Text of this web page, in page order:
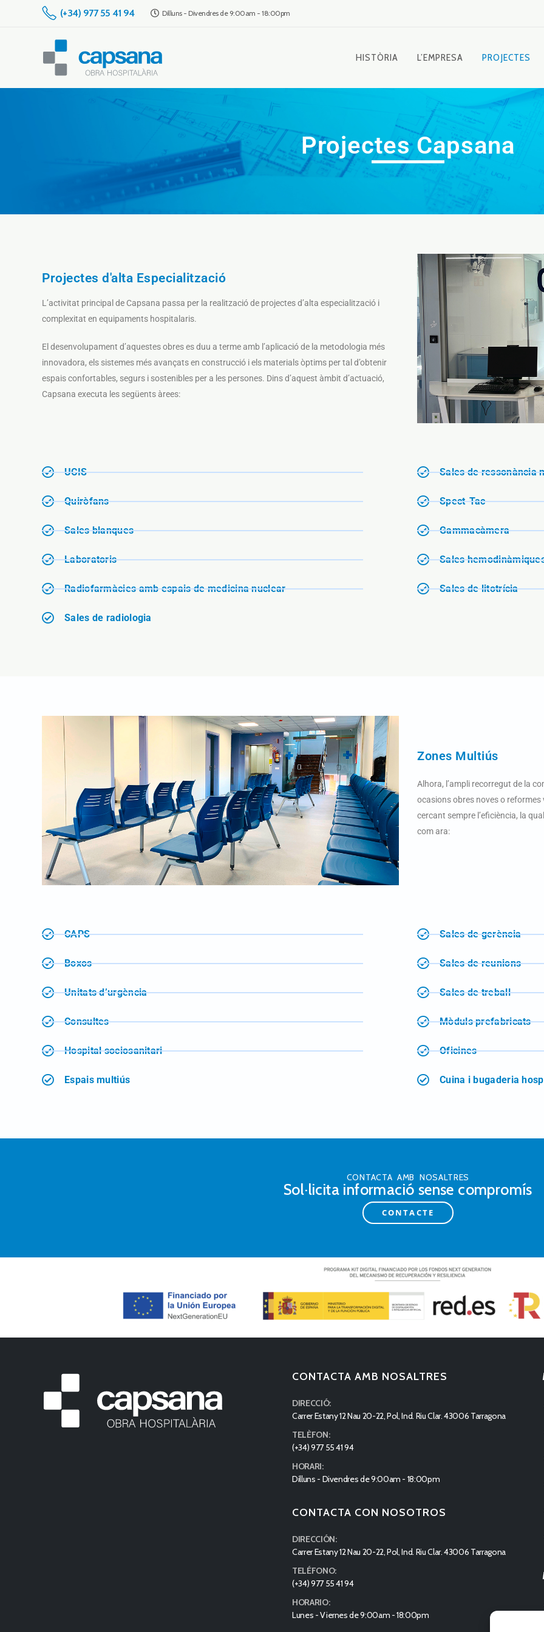
(+34) 977 55 41 94 Dilluns - Divendres de 9:00am - 18:00pm
HISTÒRIA L’EMPRESA PROJECTES
Projectes Capsana
Projectes d'alta Especialització
L’activitat principal de Capsana passa per la realització de projectes d’alta especialització i
complexitat en equipaments hospitalaris.
El desenvolupament d’aquestes obres es duu a terme amb l’aplicació de la metodologia més
innovadora, els sistemes més avançats en construcció i els materials òptims per tal d’obtenir
espais confortables, segurs i sostenibles per a les persones. Dins d’aquest àmbit d’actuació,
Capsana executa les següents àrees:
UCIS
Quiròfans
Sales blanques
Laboratoris
Radiofarmàcies amb espais de medicina nuclear
Sales de radiologia
Sales de ressonància
Spect-Tac
Gammacàmera
Sales
Sales de litotrícia
Zones Multiús
Alhora, l’ampli recorregut de la
ocasions obres noves o
cercant sempre l’eficiència, la
com ara:
CAPS
Boxos
Unitats d’urgència
Consultes
Hospital sociosanitari
Espais multiús
Sales de gerència
Sales de reunions
Sales de treball
Mòduls prefabricats
Oficines
Cuina i bugaderia
CONTACTA AMB NOSALTRES
Sol·licita informació sense compromís
CONTACTE
CONTACTA AMB NOSALTRES
DIRECCIÓ:
Carrer Estany 12 Nau 20-22, Pol, Ind. Riu Clar. 43006 Tarragona
TELÈFON:
(+34) 977 55 41 94
HORARI:
Dilluns - Divendres de 9:00am - 18:00pm
CONTACTA CON NOSOTROS
DIRECCIÓN:
Carrer Estany 12 Nau 20-22, Pol, Ind. Riu Clar. 43006 Tarragona
TELÉFONO:
(+34) 977 55 41 94
HORARIO:
Lunes - Viernes de 9:00am - 18:00pm